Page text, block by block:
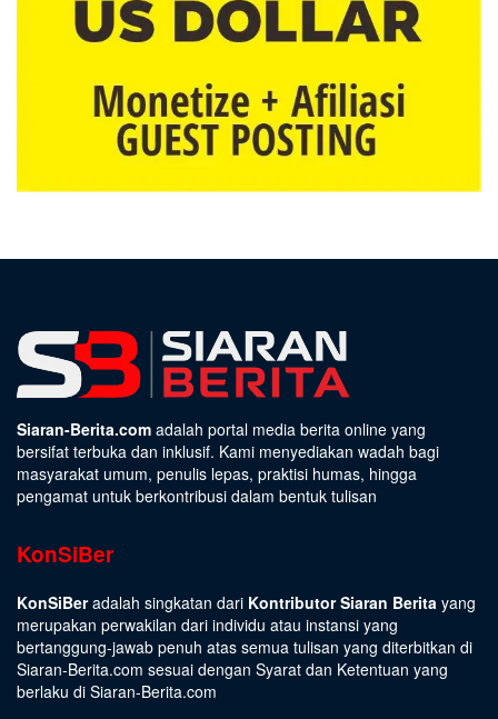
Siaran-Berita.com adalah portal media berita online yang
bersifat terbuka dan inklusif. Kami menyediakan wadah bagi
masyarakat umum, penulis lepas, praktisi humas, hingga
pengamat untuk berkontribusi dalam bentuk tulisan
KonSiBer
KonSiBeradalah singkatan dari Kontributor Siaran Berita yang
merupakan perwakilan dari individu atau instansi yang
bertanggung-jawab penuh atas semua tulisan yang diterbitkan di
Siaran-Berita.com sesuai dengan Syarat dan Ketentuan yang
berlaku di Siaran-Berita.com